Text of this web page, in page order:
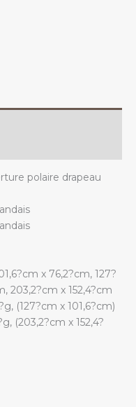
polaire drapeau
x 76,2?cm, 127?
203,2?cm x 152,4?cm
(127?cm x 101,6?cm)
(203,2?cm x 152,4?